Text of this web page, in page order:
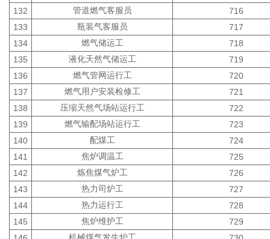
132
管道燃气客服员
716
133
瓶装气客服员
717
134
燃气储运工
718
135
液化天然气储运工
719
136
燃气管网运行工
720
137
燃气用户安装检修工
721
138
压缩天然气场站运行工
722
139
燃气输配场站运行工
723
140
配煤工
724
141
焦炉调温工
725
142
炼焦煤气炉工
726
143
热力司炉工
727
144
热力运行工
728
145
焦炉维护工
729